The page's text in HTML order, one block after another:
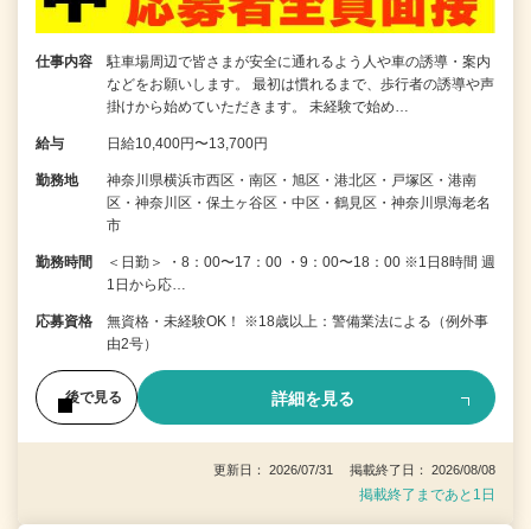
仕事内容
駐車場周辺で皆さまが安全に通れるよう人や車の誘導・案内
などをお願いします。 最初は慣れるまで、歩行者の誘導や声
掛けから始めていただきます。 未経験で始め…
給与 日給10,400円〜13,700円
勤務地
神奈川県横浜市西区・南区・旭区・港北区・戸塚区・港南
区・神奈川区・保土ヶ谷区・中区・鶴見区・神奈川県海老名
市
勤務時間
＜日勤＞ ・8：00〜17：00 ・9：00〜18：00 ※1日8時間 週
1日から応…
応募資格
無資格・未経験OK！ ※18歳以上：警備業法による（例外事
由2号）
後で見る 詳細を見る
更新日： 2026/07/31 掲載終了日： 2026/08/08
掲載終了まであと1日